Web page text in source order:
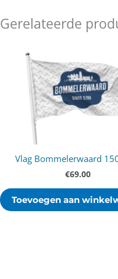
Gerelateerde
Vlag Bommelerwaard
€69.00
Toevoegen aan